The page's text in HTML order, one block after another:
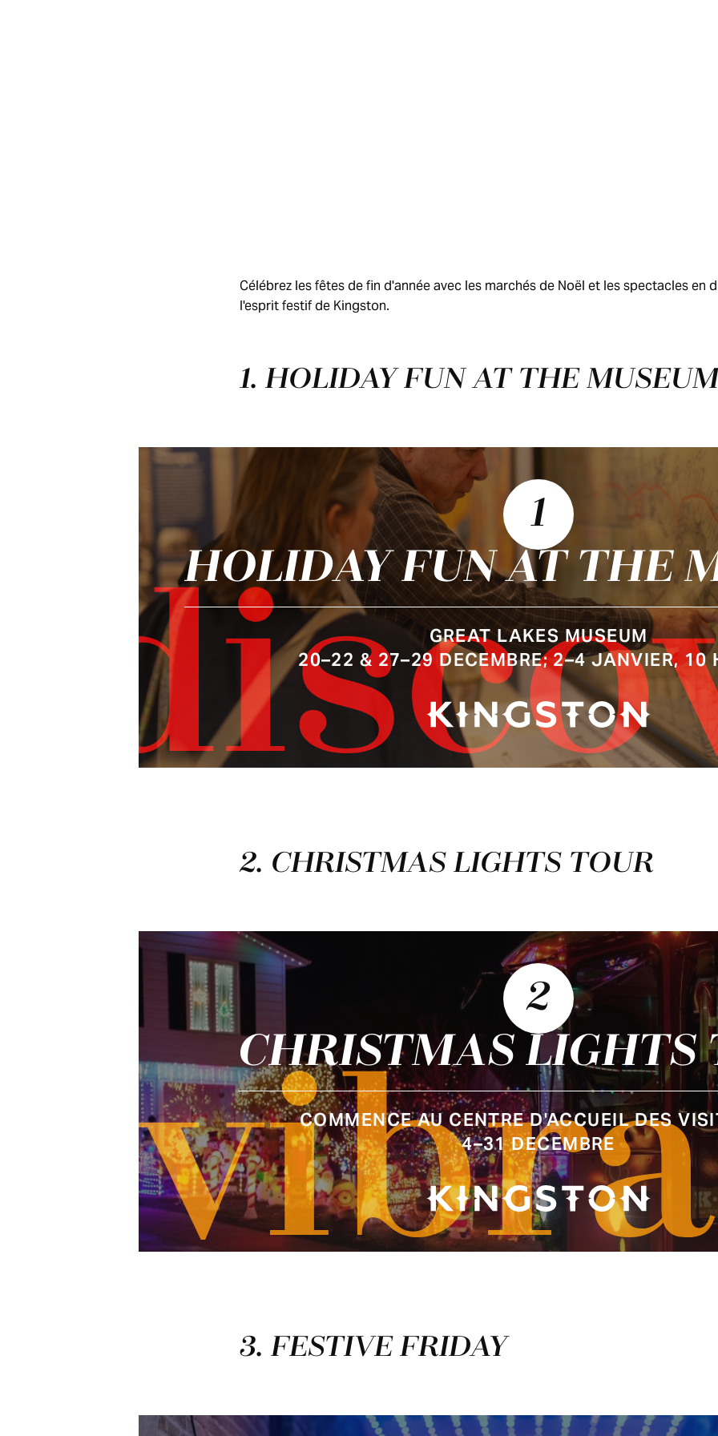
Célébrez les fêtes de fin d'année avec les marchés de Noël et les spectacles en
l'esprit festif de Kingston.
1. HOLIDAY FUN AT THE MUSEUM
1
HOLIDAY FUN AT THE
GREAT LAKES MUSEUM
20–22 & 27–29 DECEMBRE; 2–4 JANVIER, 10
2. CHRISTMAS LIGHTS TOUR
2
CHRISTMAS LIGHTS
COMMENCE AU CENTRE D'ACCUEIL DES
4–31 DECEMBRE
3. FESTIVE FRIDAY